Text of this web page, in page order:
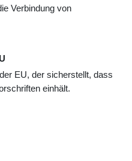
Verbindung von
EU, der sicherstellt, dass
einhält.